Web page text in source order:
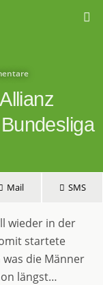
Mail SMS
wieder in der
startete
die Männer
längst…